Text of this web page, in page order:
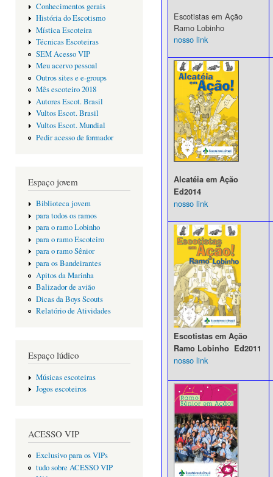
Conhecimentos gerais
História do Escotismo
Mística Escoteira
Técnicas Escoteiras
SEM Acesso VIP
Meu acervo pessoal
Outros sites e e-groups
Mês escoteiro 2018
Autores Escot. Brasil
Vultos Escot. Brasil
Vultos Escot. Mundial
Pedir acesso de formador
Espaço jovem
Biblioteca jovem
para todos os ramos
para o ramo Lobinho
para o ramo Escoteiro
para o ramo Sênior
para os Bandeirantes
Apitos da Marinha
Balizador de avião
Dicas da Boys Scouts
Relatório de Atividades
Espaço lúdico
Músicas escoteiras
Jogos escoteiros
ACESSO VIP
Exclusivo para os VIPs
tudo sobre ACESSO VIP
Escotistas em Ação
Ramo Lobinho
nosso link
Alcatéia em Ação
Ed2014
nosso link
Escotistas em Ação
Ramo Lobinho Ed2011
nosso link